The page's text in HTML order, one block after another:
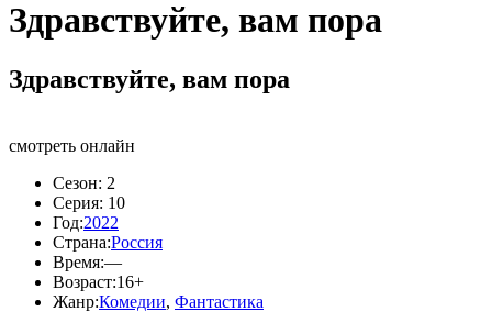
Здравствуйте, вам пора
Здравствуйте, вам пора
смотреть онлайн
Сезон: 2
Серия: 10
Год:2022
Страна:Россия
Время:—
Возраст:16+
Жанр:Комедии, Фантастика